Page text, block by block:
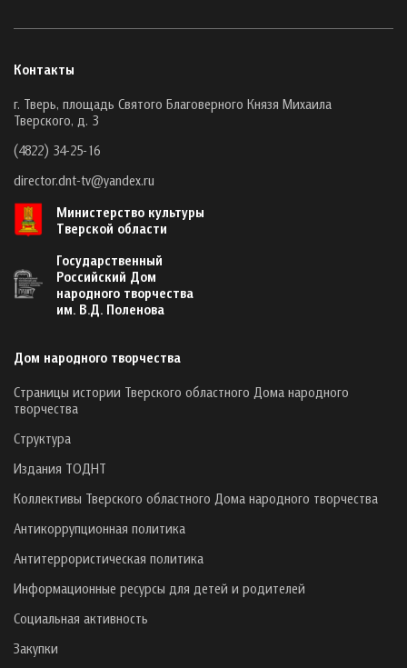
Контакты
г. Тверь, площадь Святого Благоверного Князя Михаила
Тверского, д. 3
(4822) 34-25-16
director.dnt-tv@yandex.ru
Министерство культуры
Тверской области
Государственный
Российский Дом
народного творчества
им. В.Д. Поленова
Дом народного творчества
Страницы истории Тверского областного Дома народного
творчества
Структура
Издания ТОДНТ
Коллективы Тверского областного Дома народного творчества
Антикоррупционная политика
Антитеррористическая политика
Информационные ресурсы для детей и родителей
Социальная активность
Закупки